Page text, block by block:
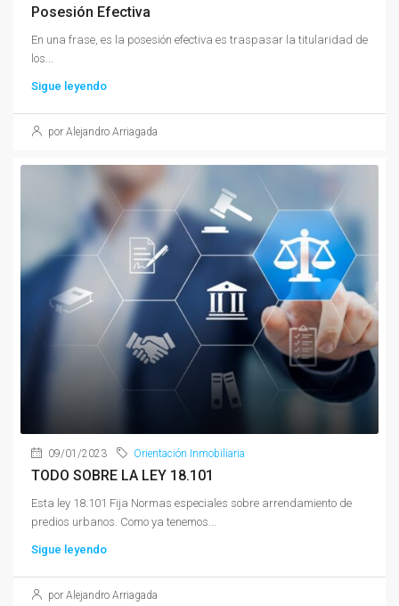
Posesión Efectiva
En una frase, es la posesión efectiva es traspasar la titularidad de
los...
Sigue leyendo
por Alejandro Arriagada
09/01/2023 Orientación Inmobiliaria
TODO SOBRE LA LEY 18.101
Esta ley 18.101 Fija Normas especiales sobre arrendamiento de
predios urbanos. Como ya tenemos...
Sigue leyendo
por Alejandro Arriagada